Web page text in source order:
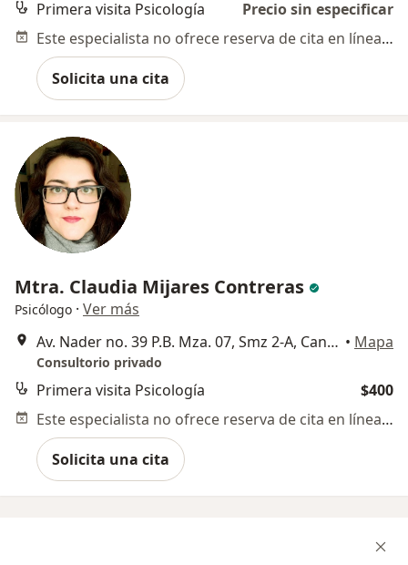
Primera visita Psicología
Precio sin especificar
Este especialista no ofrece reserva de cita en línea en esta dirección.
Solicita una cita
Mtra. Claudia Mijares Contreras
Psicólogo · Ver más
Av. Nader no. 39 P.B. Mza. 07, Smz 2-A, Cancun • Mapa
Consultorio privado
Primera visita Psicología
$400
Este especialista no ofrece reserva de cita en línea en esta dirección.
Solicita una cita